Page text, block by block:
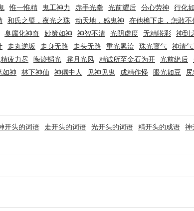
惟一惟精 鬼工神力 赤手光拳 光前耀后 分心劳神
行化
和氏之璧，夜光之珠 动天地，感鬼神
在他檐下走，怎敢不
臭腐化神奇 妙策如神 神智不清 光阴虚度 无精嗒彩
神到
走丸逆坂 走身无路 走头无路 重光累洽 珠光寳气
神清
精疲力尽 晦迹韬光 霁月光风 精诚所至金石为开 光前絶后
如神 林下神仙 神僊中人 见神见鬼 成精作怪 眼光如豆
开头的词语 走开头的词语 光开头的词语 精开头的成语
神